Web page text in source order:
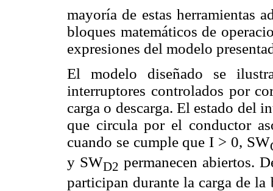
mayoría de estas herramientas
bloques matemáticos de
expresiones del modelo
El modelo diseñado se
interruptores controlados por
carga o descarga. El estado del
que circula por el conductor
cuando se cumple que I > 0, SW
y SWD2 permanecen abiertos.
participan durante la carga de